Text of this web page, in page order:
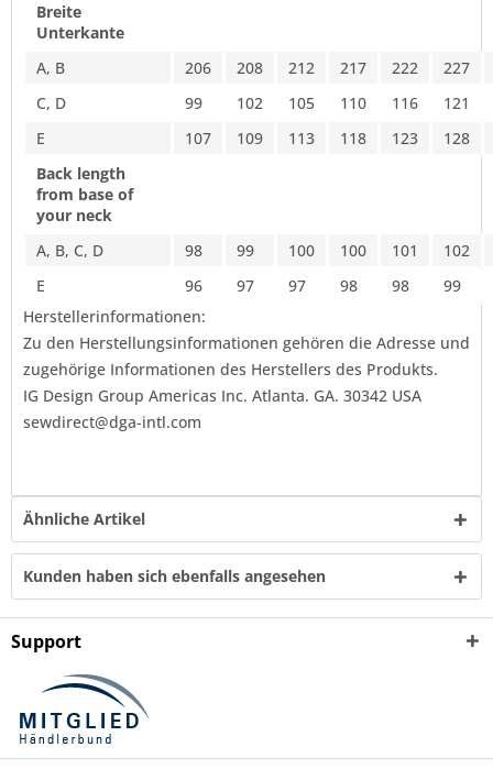
Breite
Unterkante
A, B
206 208 212 217 222
227
C, D
99 102 105 110 116
121
E
107 109 113 118 123
128
Back length
from base of
your neck
A, B, C, D
98 99 100 100 101
102
E
96 97 97 98 98
99
Herstellerinformationen:
Zu den Herstellungsinformationen gehören die Adresse und
zugehörige Informationen des Herstellers des Produkts.
IG Design Group Americas Inc. Atlanta. GA. 30342 USA
sewdirect@dga-intl.com
Ähnliche Artikel
Kunden haben sich ebenfalls angesehen
Support